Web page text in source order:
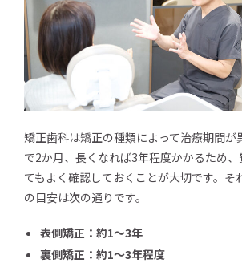
矯正歯科は矯正の種類によって治療期間が
で2か月、長くなれば3年程度かかるため
てもよく確認しておくことが大切です。そ
の目安は次の通りです。
表側矯正：約1～3年
裏側矯正：約1～3年程度